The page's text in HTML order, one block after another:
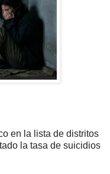
en la lista de distritos
la tasa de suicidios